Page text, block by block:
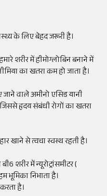
के लिए बेहद जरूरी है।
शरीर में हीमोग्लोबिन बनाने में
का खतरा कम हो जाता है।
वाले अमीनो एसिड यानी
हृदय संबंधी रोगों का खतरा
खाने से त्वचा स्वस्थ रहती है।
शरीर में न्यूरोट्रांसमीटर (
भूमिका निभाता है।
है।